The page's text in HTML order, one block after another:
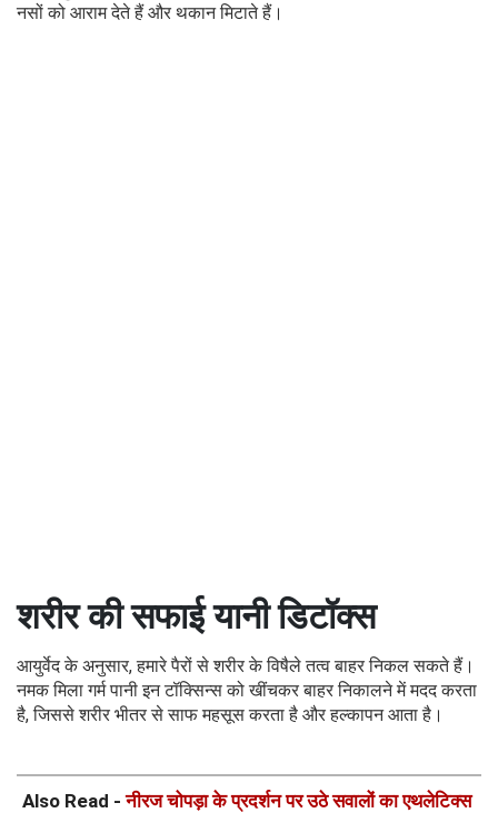
नसों को आराम देते हैं और थकान मिटाते हैं।
शरीर की सफाई यानी डिटॉक्स
आयुर्वेद के अनुसार, हमारे पैरों से शरीर के विषैले तत्व बाहर निकल सकते हैं।
नमक मिला गर्म पानी इन टॉक्सिन्स को खींचकर बाहर निकालने में मदद करता
है, जिससे शरीर भीतर से साफ महसूस करता है और हल्कापन आता है।
Also Read -नीरज चोपड़ा के प्रदर्शन पर उठे सवालों का एथलेटिक्स